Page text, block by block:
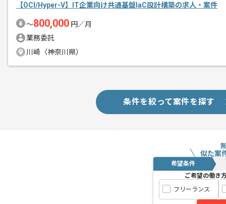
【OCI/Hyper-V】IT企業向け共通基盤IaC設計構築の求人・案件
〜800,000 円／月
業務委託
川崎（神奈川県）
条件を絞って案件を探す
似た案
希望条件
ご希望の働き
フリーランス